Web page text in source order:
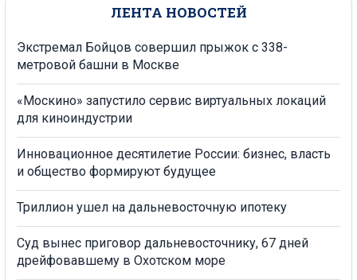
ЛЕНТА НОВОСТЕЙ
Экстремал Бойцов совершил прыжок с 338-
метровой башни в Москве
«Москино» запустило сервис виртуальных локаций
для киноиндустрии
Инновационное десятилетие России: бизнес, власть
и общество формируют будущее
Триллион ушел на дальневосточную ипотеку
Суд вынес приговор дальневосточнику, 67 дней
дрейфовавшему в Охотском море